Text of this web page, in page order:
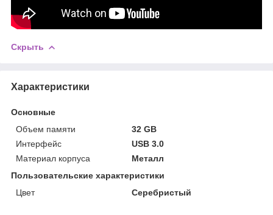
Скрыть
Характеристики
Основные
Объем памяти
32 GB
Интерфейс
USB 3.0
Материал корпуса
Металл
Пользовательские характеристики
Цвет
Серебристый